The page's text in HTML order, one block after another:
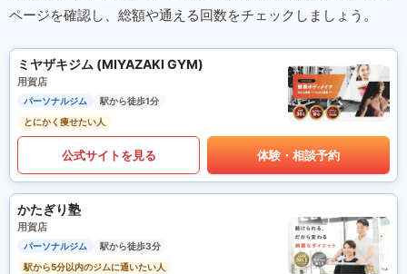
ページを確認し、総額や通える回数をチェックしましょう。
ミヤザキジム (MIYAZAKI GYM)
用賀店
パーソナルジム
駅から徒歩1分
とにかく痩せたい人
公式サイトを見る 体験・相談予約
かたぎり塾
用賀店
パーソナルジム
駅から徒歩3分
駅から5分以内のジムに通いたい人